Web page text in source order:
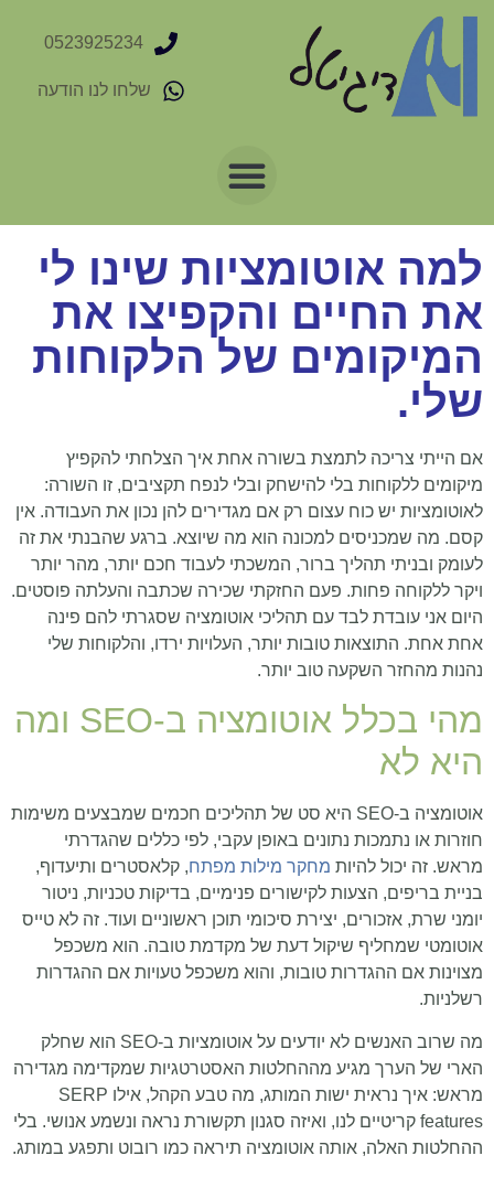
0523925234
שלחו לנו הודעה
למה אוטומציות שינו לי
את החיים והקפיצו את
המיקומים של הלקוחות
שלי.
אם הייתי צריכה לתמצת בשורה אחת איך הצלחתי להקפיץ
מיקומים ללקוחות בלי להישחק ובלי לנפח תקציבים, זו השורה:
לאוטומציות יש כוח עצום רק אם מגדירים להן נכון את העבודה. אין
קסם. מה שמכניסים למכונה הוא מה שיוצא. ברגע שהבנתי את זה
לעומק ובניתי תהליך ברור, המשכתי לעבוד חכם יותר, מהר יותר
ויקר ללקוחה פחות. פעם החזקתי שכירה שכתבה והעלתה פוסטים.
היום אני עובדת לבד עם תהליכי אוטומציה שסגרתי להם פינה
אחת אחת. התוצאות טובות יותר, העלויות ירדו, והלקוחות שלי
נהנות מהחזר השקעה טוב יותר.
מהי בכלל אוטומציה ב‑SEO ומה
היא לא
אוטומציה ב‑SEO היא סט של תהליכים חכמים שמבצעים משימות
חוזרות או נתמכות נתונים באופן עקבי, לפי כללים שהגדרתי
מראש. זה יכול להיות מחקר מילות מפתח, קלאסטרים ותיעדוף,
בניית בריפים, הצעות לקישורים פנימיים, בדיקות טכניות, ניטור
יומני שרת, אזכורים, יצירת סיכומי תוכן ראשוניים ועוד. זה לא טייס
אוטומטי שמחליף שיקול דעת של מקדמת טובה. הוא משכפל
מצוינות אם ההגדרות טובות, והוא משכפל טעויות אם ההגדרות
רשלניות.
מה שרוב האנשים לא יודעים על אוטומציות ב‑SEO הוא שחלק
הארי של הערך מגיע מההחלטות האסטרטגיות שמקדימה מגדירה
מראש: איך נראית ישות המותג, מה טבע הקהל, אילו SERP
features קריטיים לנו, ואיזה סגנון תקשורת נראה ונשמע אנושי. בלי
ההחלטות האלה, אותה אוטומציה תיראה כמו רובוט ותפגע במותג.